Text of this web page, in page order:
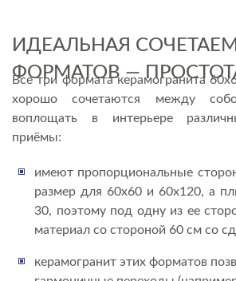
ИДЕАЛЬНАЯ
ФОРМАТОВ —
Все три формата керамогранита
хорошо сочетаются между
воплощать в интерьере
приёмы:
имеют пропорциональные
размер для 60х60 и 60х120, а
30, поэтому под одну из ее
материал со стороной 60 см со
керамогранит этих форматов